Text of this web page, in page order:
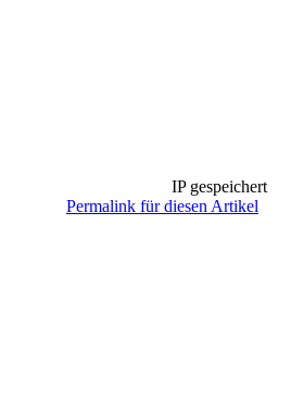
IP gespeichert
Permalink für diesen Artikel